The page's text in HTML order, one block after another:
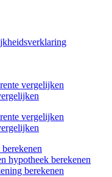
vergelijken
vergelijken
hypotheek berekenen
berekenen